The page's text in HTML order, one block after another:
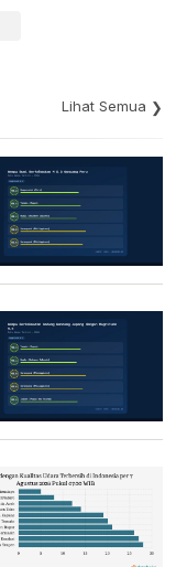
Lihat Semua